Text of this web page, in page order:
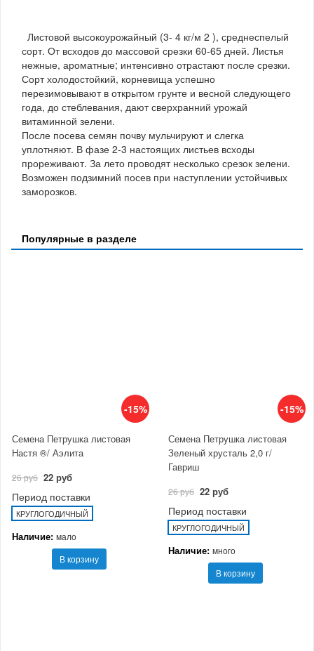
Листовой высокоурожайный (3- 4 кг/м 2 ), среднеспелый
сорт. От всходов до массовой срезки 60-65 дней. Листья
нежные, ароматные; интенсивно отрастают после срезки.
Сорт холодостойкий, корневища успешно
перезимовывают в открытом грунте и весной следующего
года, до стеблевания, дают сверхранний урожай
витаминной зелени.
После посева семян почву мульчируют и слегка
уплотняют. В фазе 2-3 настоящих листьев всходы
прореживают. За лето проводят несколько срезок зелени.
Возможен подзимний посев при наступлении устойчивых
заморозков.
Популярные в разделе
-15%
Семена Петрушка листовая
Настя ®/ Аэлита
26 руб 22 руб
Период поставки
КРУГЛОГОДИЧНЫЙ
Наличие: мало
В корзину
-15%
Семена Петрушка листовая
Зеленый хрусталь 2,0 г/
Гавриш
26 руб 22 руб
Период поставки
КРУГЛОГОДИЧНЫЙ
Наличие: много
В корзину